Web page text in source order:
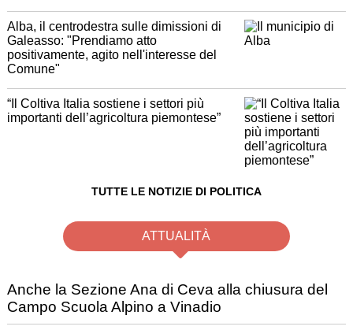
Alba, il centrodestra sulle dimissioni di
Galeasso: "Prendiamo atto
positivamente, agito nell'interesse del
Comune"
“Il Coltiva Italia sostiene i settori più
importanti dell’agricoltura piemontese”
TUTTE LE NOTIZIE DI POLITICA
ATTUALITÀ
Anche la Sezione Ana di Ceva alla chiusura del
Campo Scuola Alpino a Vinadio